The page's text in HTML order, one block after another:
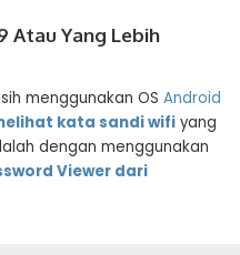
Atau Yang Lebih
menggunakan OS Android
kata sandi wifi yang
dengan menggunakan
Viewer dari